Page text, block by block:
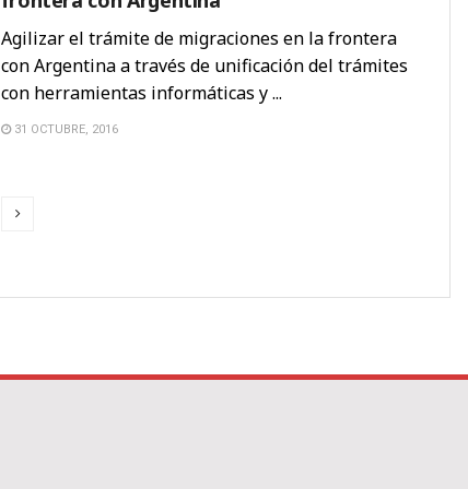
Agilizar el trámite de migraciones en la frontera
con Argentina a través de unificación del trámites
con herramientas informáticas y ...
31 OCTUBRE, 2016